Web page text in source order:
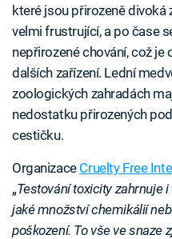
které jsou přirozeně divoká
velmi frustrující, a po čase
nepřirozené chování, což je
dalších zařízení. Lední
zoologických zahradách
nedostatku přirozených
cestičku.
Organizace Cruelty Free
„Testování toxicity zahrnuje
jaké množství chemikálií
poškození. To vše ve snaze